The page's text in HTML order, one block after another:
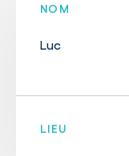
NOM
Luc
LIEU